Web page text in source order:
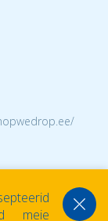
meie